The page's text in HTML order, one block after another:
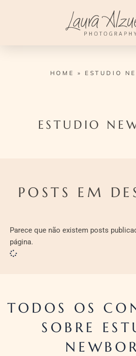
HOME » ESTUDIO
ESTUDIO
POSTS EM
Parece que não existem posts
página.
TODOS OS
SOBRE